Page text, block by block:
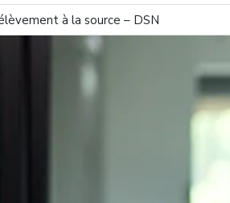
à la source – DSN